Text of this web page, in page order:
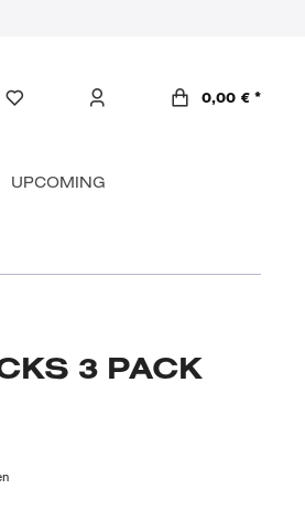
0,00 € *
UPCOMING
3 PACK